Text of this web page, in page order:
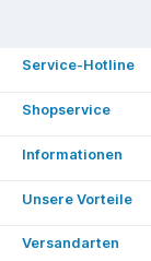
Service-Hotline
Shopservice
Informationen
Unsere Vorteile
Versandarten